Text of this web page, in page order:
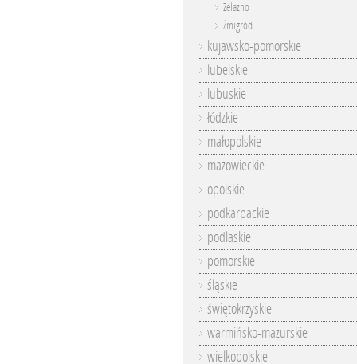
Żelazno
Żmigród
kujawsko-pomorskie
lubelskie
lubuskie
łódzkie
małopolskie
mazowieckie
opolskie
podkarpackie
podlaskie
pomorskie
śląskie
świętokrzyskie
warmińsko-mazurskie
wielkopolskie